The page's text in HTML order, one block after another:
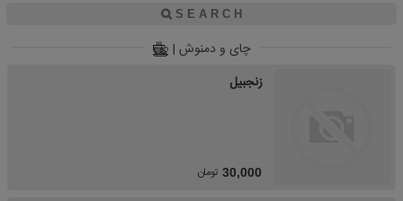
چای و دمنوش |
زنجبیل
30,000 تومان